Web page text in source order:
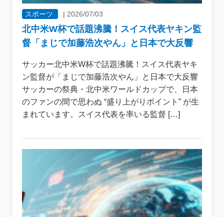
スポーツ | 2026/07/03
北中米W杯で話題沸騰！スイス代表ヤキン監
督「まじで加藤浩次やん」と日本で大反響
サッカー北中米W杯で話題沸騰！スイス代表ヤキ
ン監督が「まじで加藤浩次やん」と日本で大反響
サッカーの祭典・北中米ワールドカップで、日本
のファンの間で思わぬ “盛り上がりポイント” が生
まれています。スイス代表を率いる監督 […]